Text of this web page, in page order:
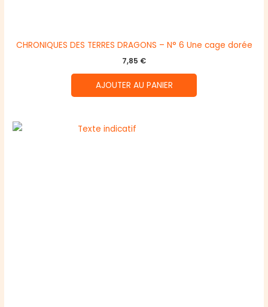
CHRONIQUES DES TERRES DRAGONS – N° 6 Une cage dorée
7,85 €
AJOUTER AU PANIER